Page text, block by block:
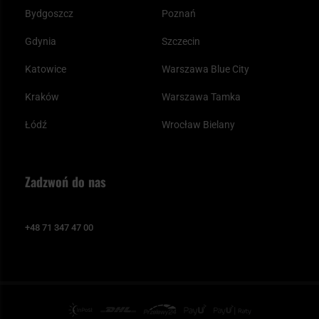
Bydgoszcz
Gdynia
Katowice
Kraków
Łódź
Poznań
Szczecin
Warszawa Blue City
Warszawa Tamka
Wrocław Bielany
Zadzwoń do nas
+48 71 347 47 00